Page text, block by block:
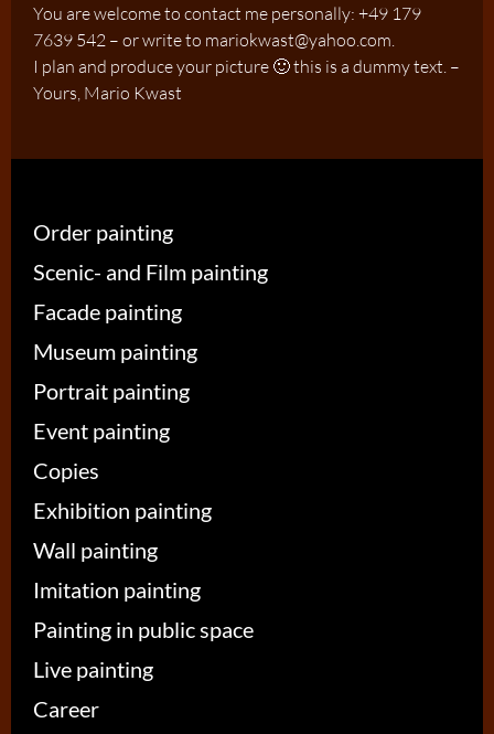
You are welcome to contact me personally: +49 179
7639 542 – or write to mariokwast@yahoo.com.
I plan and produce your picture 🙂 this is a dummy text. –
Yours, Mario Kwast
Order painting
Scenic- and Film painting
Facade painting
Museum painting
Portrait painting
Event painting
Copies
Exhibition painting
Wall painting
Imitation painting
Painting in public space
Live painting
Career